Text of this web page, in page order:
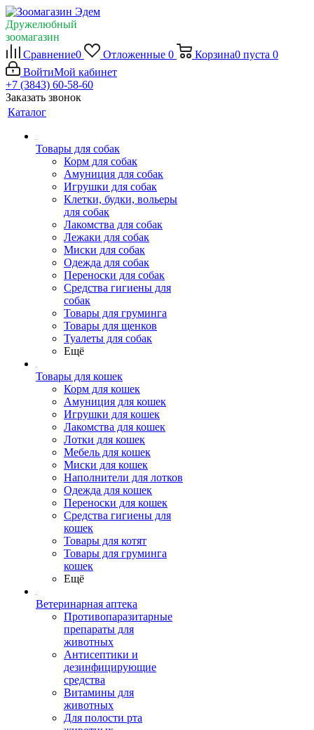
Дружелюбный
зоомагазин
Сравнение0 Отложенные 0 Корзина0 пуста 0
ВойтиМой кабинет
+7 (3843) 60-58-60
Заказать звонок
Каталог
Товары для собак
Корм для собак
Амуниция для собак
Игрушки для собак
Клетки, будки, вольеры
для собак
Лакомства для собак
Лежаки для собак
Миски для собак
Одежда для собак
Переноски для собак
Средства гигиены для
собак
Товары для груминга
Товары для щенков
Туалеты для собак
Ещё
Товары для кошек
Корм для кошек
Амуниция для кошек
Игрушки для кошек
Лакомства для кошек
Лотки для кошек
Мебель для кошек
Миски для кошек
Наполнители для лотков
Одежда для кошек
Переноски для кошек
Средства гигиены для
кошек
Товары для котят
Товары для груминга
кошек
Ещё
Ветеринарная аптека
Противопаразитарные
препараты для
животных
Антисептики и
дезинфицирующие
средства
Витамины для
животных
Для полости рта